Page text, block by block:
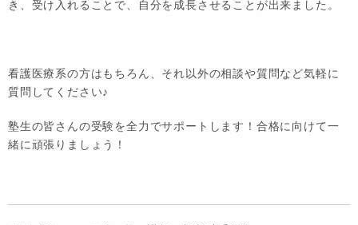
き、受け入れることで、自分を成長させることが出来ました。
看護医療系の方はもちろん、それ以外の相談や質問など気軽に
質問してください♪
塾生の皆さんの受験を全力でサポートします！合格に向けて一
緒に頑張りましょう！